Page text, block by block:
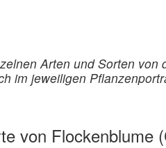
Arten und Sorten
im jeweiligen
von Flockenblume